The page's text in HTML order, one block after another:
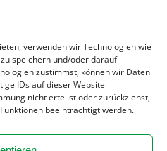
verwenden wir Technologien wie
speichern und/oder darauf
zustimmst, können wir Daten
IDs auf dieser Website
nicht erteilst oder zurückziehst,
beeinträchtigt werden.
52 03) 31 8 61